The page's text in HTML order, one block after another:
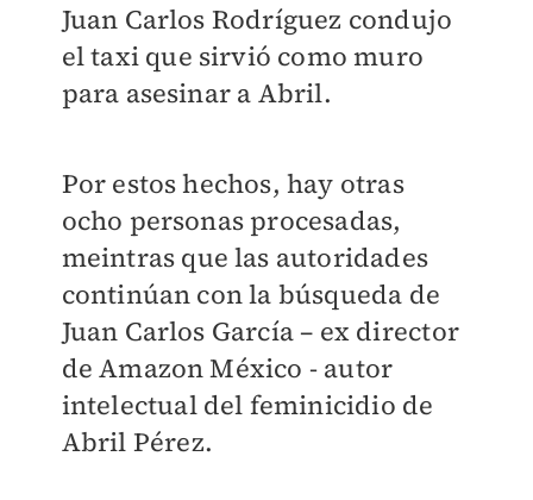
Juan Carlos Rodríguez condujo
el taxi que sirvió como muro
para asesinar a Abril.
Por estos hechos, hay otras
ocho personas procesadas,
meintras que las autoridades
continúan con la búsqueda de
Juan Carlos García – ex director
de Amazon México - autor
intelectual del feminicidio de
Abril Pérez.